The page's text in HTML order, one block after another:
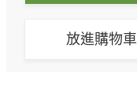
放進購物車